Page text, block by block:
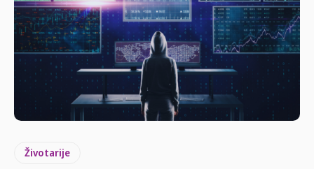
Životarije